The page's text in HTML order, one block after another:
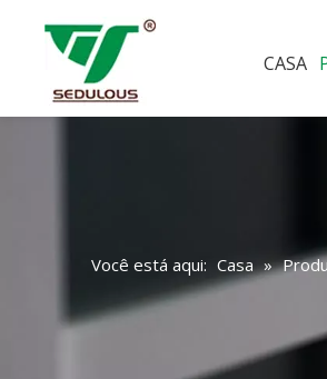
CASA
Você está aqui: Casa »